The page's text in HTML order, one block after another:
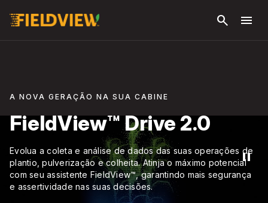
search menu
A NOVA GERAÇÃO NA SUA CABINE
FieldView™ Drive 2.0
Evolua a coleta e análise de dados das suas operações de
plantio, pulverização e colheita. Atinja o máximo potencial
com seu assistente FieldView™, garantindo mais segurança
e assertividade nas suas decisões.
pause